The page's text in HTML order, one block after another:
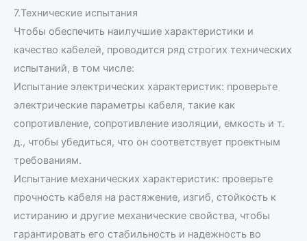
7.Технические испытания
Чтобы обеспечить наилучшие характеристики и
качество кабелей, проводится ряд строгих технических
испытаний, в том числе:
Испытание электрических характеристик: проверьте
электрические параметры кабеля, такие как
сопротивление, сопротивление изоляции, емкость и т.
д., чтобы убедиться, что он соответствует проектным
требованиям.
Испытание механических характеристик: проверьте
прочность кабеля на растяжение, изгиб, стойкость к
истиранию и другие механические свойства, чтобы
гарантировать его стабильность и надежность во